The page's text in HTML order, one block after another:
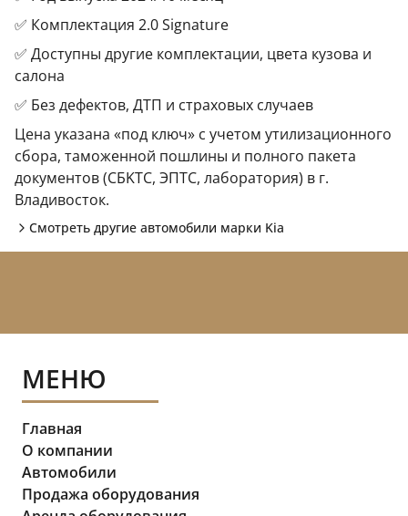
✅ Комплектация 2.0 Signature
✅ Доступны другие комплектации, цвета кузова и
салона
✅ Без дефектов, ДТП и страховых случаев
Цена указана «под ключ» с учетом утилизационного
сбора, таможенной пошлины и полного пакета
документов (CБKТС, ЭПTC, лаборатория) в г.
Владивосток.
Смотреть другие автомобили марки Kia
МЕНЮ
Главная
О компании
Автомобили
Продажа оборудования